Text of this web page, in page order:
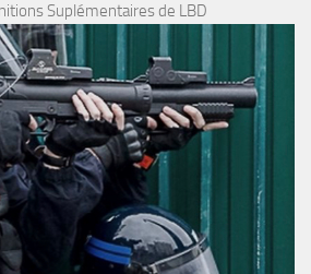
Suplémentaires de LBD